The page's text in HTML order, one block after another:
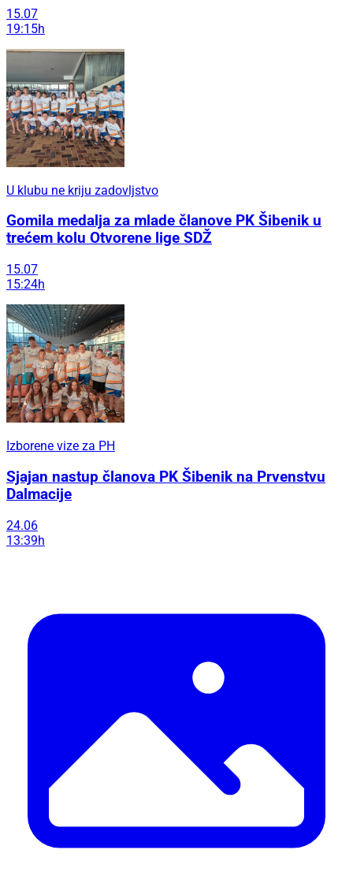
15.07
19:15h
U klubu ne kriju zadovljstvo
Gomila medalja za mlade članove PK Šibenik u
trećem kolu Otvorene lige SDŽ
15.07
15:24h
Izborene vize za PH
Sjajan nastup članova PK Šibenik na Prvenstvu
Dalmacije
24.06
13:39h